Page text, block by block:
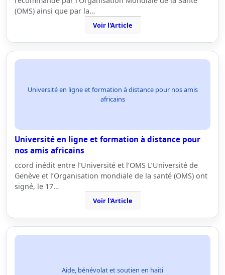
(OMS) ainsi que par la…
Voir l'Article
Université en ligne et formation à distance pour nos amis
africains
Université en ligne et formation à distance pour
nos amis africains
ccord inédit entre l’Université et l’OMS L’Université de
Genève et l’Organisation mondiale de la santé (OMS) ont
signé, le 17…
Voir l'Article
Aide, bénévolat et soutien en haiti